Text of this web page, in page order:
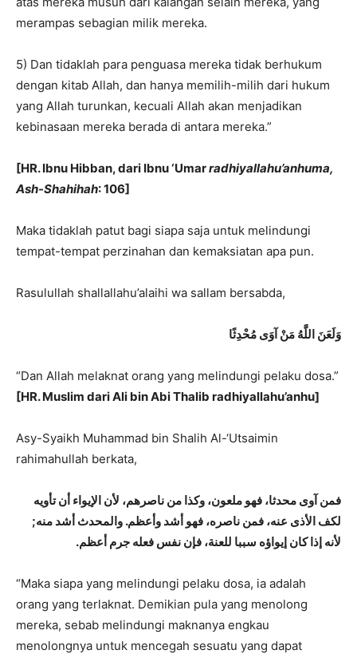
merampas sebagian milik mereka.
5) Dan tidaklah para penguasa mereka tidak berhukum
dengan kitab Allah, dan hanya memilih-milih dari hukum
yang Allah turunkan, kecuali Allah akan menjadikan
kebinasaan mereka berada di antara mereka.”
[HR. Ibnu Hibban, dari Ibnu ‘Umarradhiyallahu’anhuma,
Ash-Shahihah: 106]
Maka tidaklah patut bagi siapa saja untuk melindungi
tempat-tempat perzinahan dan kemaksiatan apa pun.
Rasulullah shallallahu’alaihi wa sallam bersabda,
وَلَعَنَ اللَّهُ مَنْ آوَى مُحْدِثًا
“Dan Allah melaknat orang yang melindungi pelaku dosa.”
[HR. Muslim dari Ali bin Abi Thalib radhiyallahu’anhu]
Asy-Syaikh Muhammad bin Shalih Al-‘Utsaimin
rahimahullah berkata,
فمن آوى محدثا، فهو ملعون، وكذا من ناصرهم، لأن الإيواء أن تأويه
لكف الأذى عنه، فمن ناصره، فهو أشد وأعظم. والمحدث أشد منه;
لأنه إذا كان إيواؤه سببا للعنة، فإن نفس فعله جرم أعظم.
“Maka siapa yang melindungi pelaku dosa, ia adalah
orang yang terlaknat. Demikian pula yang menolong
mereka, sebab melindungi maknanya engkau
menolongnya untuk mencegah sesuatu yang dapat